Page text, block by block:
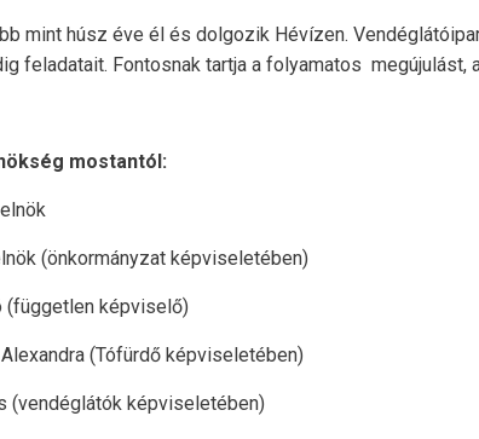
mint húsz éve él és dolgozik Hévízen.
feladatait. Fontosnak tartja a folyamatos megújulást,
mostantól:
(önkormányzat képviseletében)
képviselő)
(Tófürdő képviseletében)
képviseletében)